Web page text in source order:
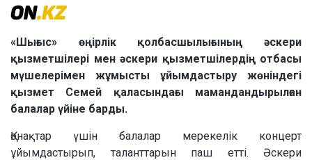
«Шығыс» өңірлік қолбасшылығының әскери
қызметшілері мен әскери қызметшілердің отбасы
мүшелерімен жұмысты ұйымдастыру жөніндегі
қызмет Семей қаласындағы мамандандырылған
балалар үйіне барды.
Қонақтар үшін балалар мерекелік концерт
ұйымдастырып, таланттарын паш етті. Әскери